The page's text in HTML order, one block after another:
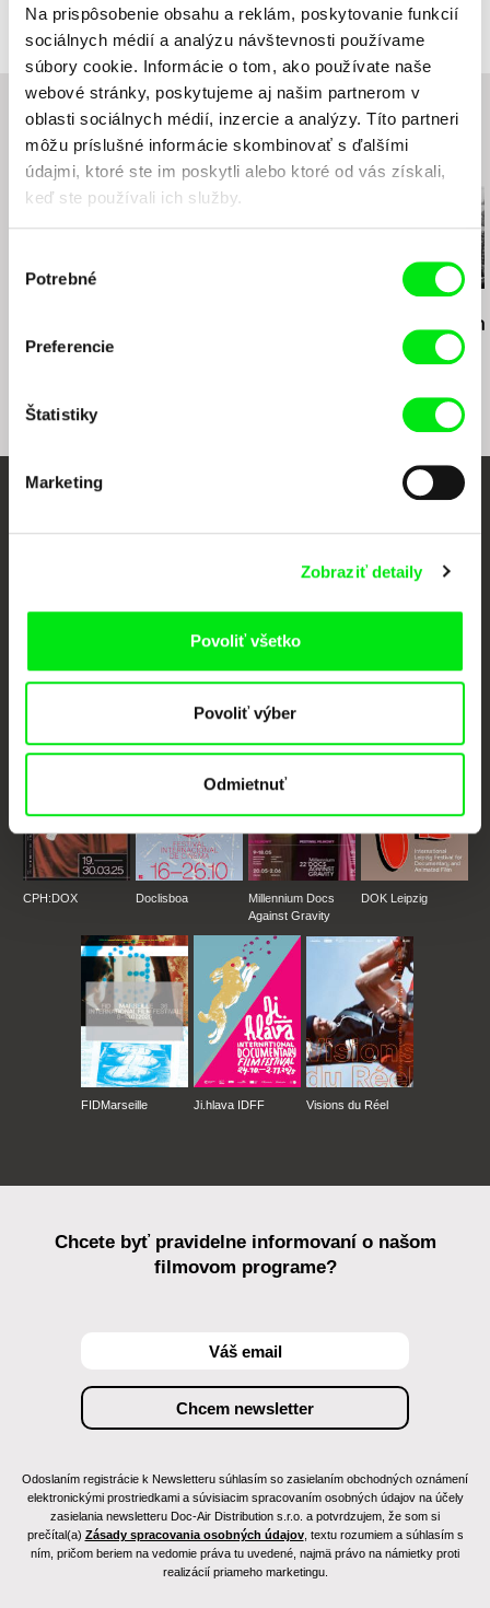
Na prispôsobenie obsahu a reklám, poskytovanie funkcií
sociálnych médií a analýzu návštevnosti používame
súbory cookie. Informácie o tom, ako používate naše
webové stránky, poskytujeme aj našim partnerom v
oblasti sociálnych médií, inzercie a analýzy. Títo partneri
môžu príslušné informácie skombinovať s ďalšími
údajmi, ktoré ste im poskytli alebo ktoré od vás získali,
keď ste používali ich služby.
súhlasu
Potrebné
Preferencie
Štatistiky
Marketing
Zobraziť detaily
Povoliť všetko
Povoliť výber
Odmietnuť
Rusko
web:http://ethnofund.com
e-mail: ethnofund@mail.ru
Hypermarket Film, s.r.o.
Křemencova 178/10
11000 Praha 1
Česko
web: http://www.hypermarketfilm.cz/
8050 Zurich
Švajčiarsko
web: http://www.firsthandfilms.com/
mobil: (0041) 443 122 060
e-mail:info@firsthandfilms.com
Súvisiace filmy (20)
Fragile
Nové filmy každý týždeň
Portál DAFilms vznikol vďaka tvorivej spolupráci siedmich významných
Členovia Doc Alliance
CPH:DOX Doclisboa
Millennium Docs
Against Gravity
DOK Leipzig
FIDMarseille Ji.hlava IDFF Visions du Réel
Chcete byť pravidelne informovaní o našom
filmovom programe?
Odoslaním registrácie k Newsletteru súhlasím so zasielaním obchodných oznámení
elektronickými prostriedkami a súvisiacim spracovaním osobných údajov na účely
zasielania newsletteru Doc-Air Distribution s.r.o. a potvrdzujem, že som si
prečítal(a) Zásady spracovania osobných údajov, textu rozumiem a súhlasím s
ním, pričom beriem na vedomie práva tu uvedené, najmä právo na námietky proti
realizácií priameho marketingu.